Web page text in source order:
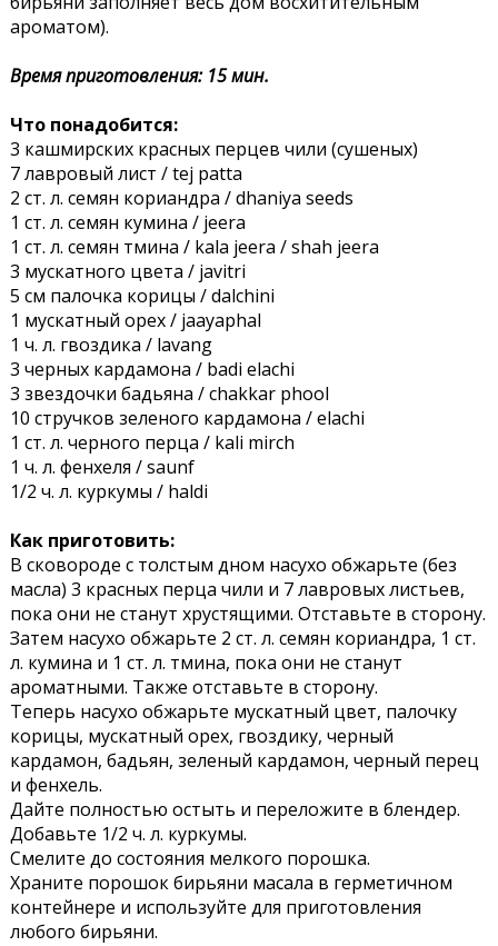
ароматом).
Время приготовления: 15 мин.
Что понадобится:
3 кашмирских красных перцев чили (сушеных)
7 лавровый лист / tej patta
2 ст. л. семян кориандра / dhaniya seeds
1 ст. л. семян кумина / jeera
1 ст. л. семян тмина / kala jeera / shah jeera
3 мускатного цвета / javitri
5 см палочка корицы / dalchini
1 мускатный орех / jaayaphal
1 ч. л. гвоздика / lavang
3 черных кардамона / badi elachi
3 звездочки бадьяна / chakkar phool
10 стручков зеленого кардамона / elachi
1 ст. л. черного перца / kali mirch
1 ч. л. фенхеля / saunf
1/2 ч. л. куркумы / haldi
Как приготовить:
В сковороде с толстым дном насухо обжарьте (без
масла) 3 красных перца чили и 7 лавровых листьев,
пока они не станут хрустящими. Отставьте в сторону.
Затем насухо обжарьте 2 ст. л. семян кориандра, 1 ст.
л. кумина и 1 ст. л. тмина, пока они не станут
ароматными. Также отставьте в сторону.
Теперь насухо обжарьте мускатный цвет, палочку
корицы, мускатный орех, гвоздику, черный
кардамон, бадьян, зеленый кардамон, черный перец
и фенхель.
Дайте полностью остыть и переложите в блендер.
Добавьте 1/2 ч. л. куркумы.
Смелите до состояния мелкого порошка.
Храните порошок бирьяни масала в герметичном
контейнере и используйте для приготовления
любого бирьяни.